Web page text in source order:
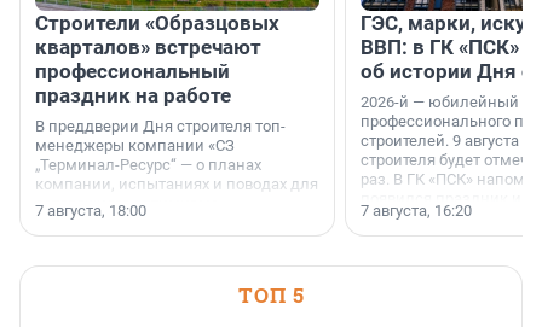
Строители «Образцовых
кварталов» встречают
профессиональный
праздник на работе
В преддверии Дня строителя топ-
менеджеры компании «СЗ
„Терминал-Ресурс“ — о планах
компании, испытаниях и поводах для
осторожного оптимизма.
7 августа, 18:00
ГЭС, марки,
ВВП: в ГК «ПСК»
об истории Дня
2026-й — юбилейный
профессионального
строителей. 9 августа
строителя будет
раз. В ГК «ПСК»
поменялась роль
7 августа, 16:20
ТОП 5